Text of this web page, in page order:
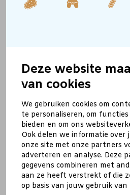
Deze website
van cookies
We gebruiken cookies om
te personaliseren, om functies
bieden en om ons
Ook delen we informatie over
onze site met onze partners
adverteren en analyse. Deze
gegevens combineren met
aan ze heeft verstrekt of die
op basis van jouw gebruik van